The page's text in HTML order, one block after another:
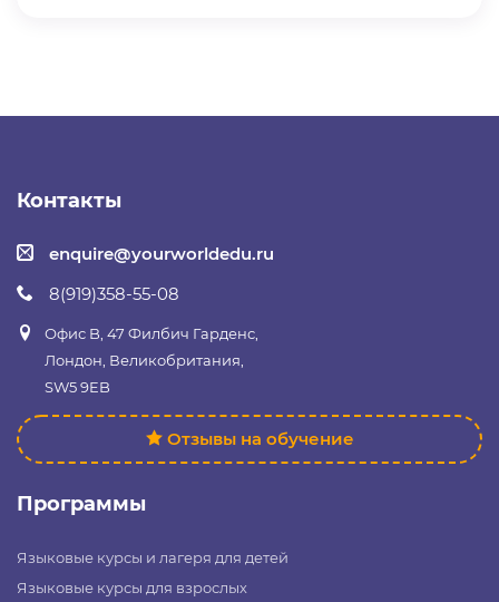
Контакты
enquire@yourworldedu.ru
8(919)358-55-08
Офис B, 47 Филбич Гарденс,
Лондон, Великобритания,
SW5 9EB
Отзывы на обучение
Программы
Языковые курсы и лагеря для детей
Языковые курсы для взрослых